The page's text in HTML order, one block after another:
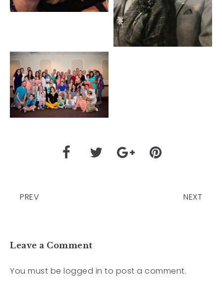
PREV NEXT
Leave a Comment
You must be logged in to post a comment.